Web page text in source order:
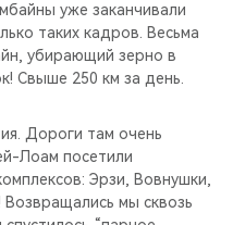
уже заканчивали
таких кадров. Весьма
убирающий зерно в
Свыше 250 км за день.
Дороги там очень
Лоам посетили
Эрзи, Вовнушки,
Возвращались мы сквозь